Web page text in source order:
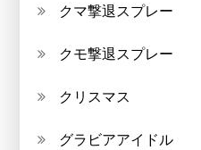
クマ撃退スプレー
クモ撃退スプレー
クリスマス
グラビアアイドル